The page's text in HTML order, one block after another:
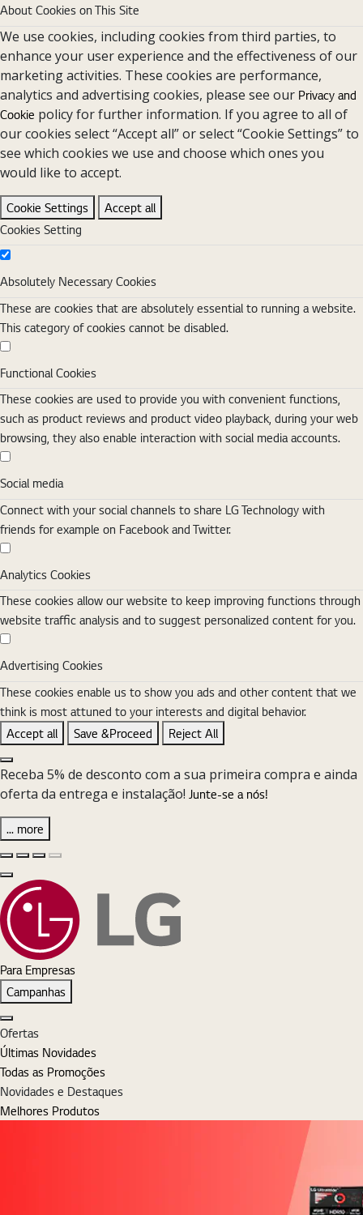
About Cookies on This Site
We use cookies, including cookies from third parties, to
enhance your user experience and the effectiveness of our
marketing activities. These cookies are performance,
analytics and advertising cookies, please see our Privacy and
Cookie policy for further information. If you agree to all of
our cookies select “Accept all” or select “Cookie Settings” to
see which cookies we use and choose which ones you
would like to accept.
Cookie Settings
Accept all
Cookies Setting
Absolutely Necessary Cookies
Absolutely Necessary Cookies
These are cookies that are absolutely essential to running a website.
This category of cookies cannot be disabled.
Functional Cookies
Functional Cookies
These cookies are used to provide you with convenient functions,
such as product reviews and product video playback, during your web
browsing, they also enable interaction with social media accounts.
Social media
Social media
Connect with your social channels to share LG Technology with
friends for example on Facebook and Twitter.
Analytics Cookies
Analytics Cookies
These cookies allow our website to keep improving functions through
website traffic analysis and to suggest personalized content for you.
Advertising Cookies
Advertising Cookies
These cookies enable us to show you ads and other content that we
think is most attuned to your interests and digital behavior.
Accept all
Save &Proceed Reject All
Close the Cookie Setting banner
Receba 5% de desconto com a sua primeira compra e ainda
oferta da entrega e instalação! Junte-se a nós!
... more
Fechar
Para Empresas
Campanhas
Fechar
Ofertas
Últimas Novidades
Todas as Promoções
Novidades e Destaques
Melhores Produtos